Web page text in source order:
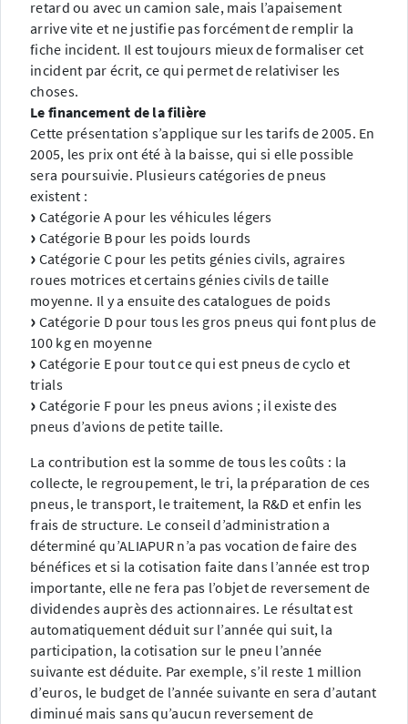
retard ou avec un camion sale, mais l’apaisement
arrive vite et ne justifie pas forcément de remplir la
fiche incident. Il est toujours mieux de formaliser cet
incident par écrit, ce qui permet de relativiser les
choses.
Le financement de la filière
Cette présentation s’applique sur les tarifs de 2005. En
2005, les prix ont été à la baisse, qui si elle possible
sera poursuivie. Plusieurs catégories de pneus
existent :
Catégorie A pour les véhicules légers
Catégorie B pour les poids lourds
Catégorie C pour les petits génies civils, agraires
roues motrices et certains génies civils de taille
moyenne. Il y a ensuite des catalogues de poids
Catégorie D pour tous les gros pneus qui font plus de
100 kg en moyenne
Catégorie E pour tout ce qui est pneus de cyclo et
trials
Catégorie F pour les pneus avions ; il existe des
pneus d’avions de petite taille.
La contribution est la somme de tous les coûts : la
collecte, le regroupement, le tri, la préparation de ces
pneus, le transport, le traitement, la R&D et enfin les
frais de structure. Le conseil d’administration a
déterminé qu’ALIAPUR n’a pas vocation de faire des
bénéfices et si la cotisation faite dans l’année est trop
importante, elle ne fera pas l’objet de reversement de
dividendes auprès des actionnaires. Le résultat est
automatiquement déduit sur l’année qui suit, la
participation, la cotisation sur le pneu l’année
suivante est déduite. Par exemple, s’il reste 1 million
d’euros, le budget de l’année suivante en sera d’autant
diminué mais sans qu’aucun reversement de